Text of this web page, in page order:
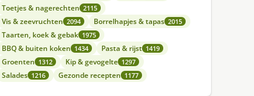
Toetjes & nagerechten 2115
Vis & zeevruchten 2094 Borrelhapjes & tapas 2015
Taarten, koek & gebak 1975
BBQ & buiten koken 1434 Pasta & rijst 1419
Groenten 1312 Kip & gevogelte 1297
Salades 1216 Gezonde recepten 1177